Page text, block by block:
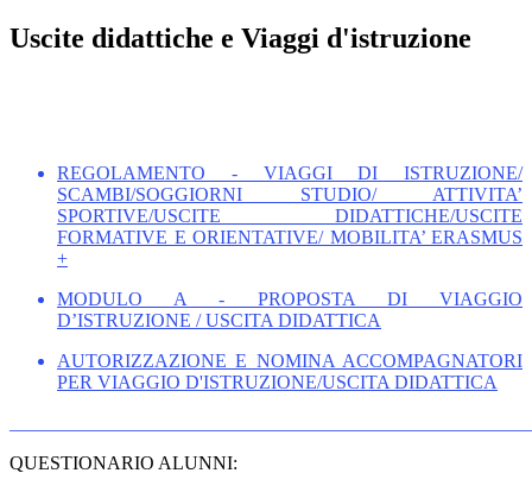
Uscite didattiche e Viaggi d'istruzione
REGOLAMENTO - VIAGGI DI ISTRUZIONE/
SCAMBI/SOGGIORNI STUDIO/ ATTIVITA’
SPORTIVE/USCITE DIDATTICHE/USCITE
FORMATIVE E ORIENTATIVE/ MOBILITA’ ERASMUS
+
MODULO A - PROPOSTA DI VIAGGIO
D’ISTRUZIONE / USCITA DIDATTICA
AUTORIZZAZIONE E NOMINA ACCOMPAGNATORI
PER VIAGGIO D'ISTRUZIONE/USCITA DIDATTICA
QUESTIONARIO ALUNNI: